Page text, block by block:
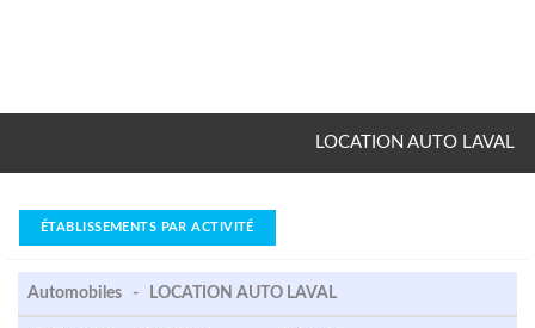
LOCATION AUTO LAVAL
ÉTABLISSEMENTS PAR ACTIVITÉ
Automobiles - LOCATION AUTO LAVAL